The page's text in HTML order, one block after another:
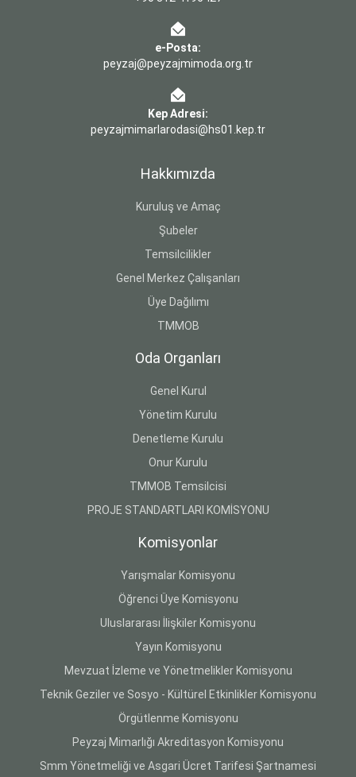
e-Posta:
peyzaj@peyzajmimoda.org.tr
Kep Adresi:
peyzajmimarlarodasi@hs01.kep.tr
Hakkımızda
Kuruluş ve Amaç
Şubeler
Temsilcilikler
Genel Merkez Çalışanları
Üye Dağılımı
TMMOB
Oda Organları
Genel Kurul
Yönetim Kurulu
Denetleme Kurulu
Onur Kurulu
TMMOB Temsilcisi
PROJE STANDARTLARI KOMİSYONU
Komisyonlar
Yarışmalar Komisyonu
Öğrenci Üye Komisyonu
Uluslararası İlişkiler Komisyonu
Yayın Komisyonu
Mevzuat İzleme ve Yönetmelikler Komisyonu
Teknik Geziler ve Sosyo - Kültürel Etkinlikler Komisyonu
Örgütlenme Komisyonu
Peyzaj Mimarlığı Akreditasyon Komisyonu
Smm Yönetmeliği ve Asgari Ücret Tarifesi Şartnamesi